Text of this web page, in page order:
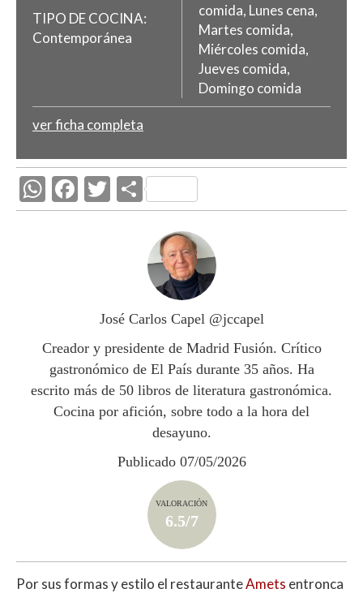
TIPO DE COCINA:
Contemporánea
comida, Lunes cena,
Martes comida,
Miércoles comida,
Jueves comida,
Domingo comida
ver ficha completa
W
h
p
F
ac
k
T
w
C
o
m
p
ar
ti
r
José Carlos Capel @jccapel
Creador y presidente de Madrid Fusión. Crítico
gastronómico de El País durante 35 años. Ha
escrito más de 50 libros de literatura gastronómica.
Cocina por afición, sobre todo a la hora del
desayuno.
Publicado 07/05/2026
VALORACIÓN
6.5/7
Por sus formas y estilo el restauranteAmets entronca